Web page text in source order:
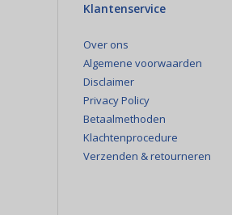
Klantenservice
Over ons
Algemene voorwaarden
Disclaimer
Privacy Policy
Betaalmethoden
Klachtenprocedure
Verzenden & retourneren